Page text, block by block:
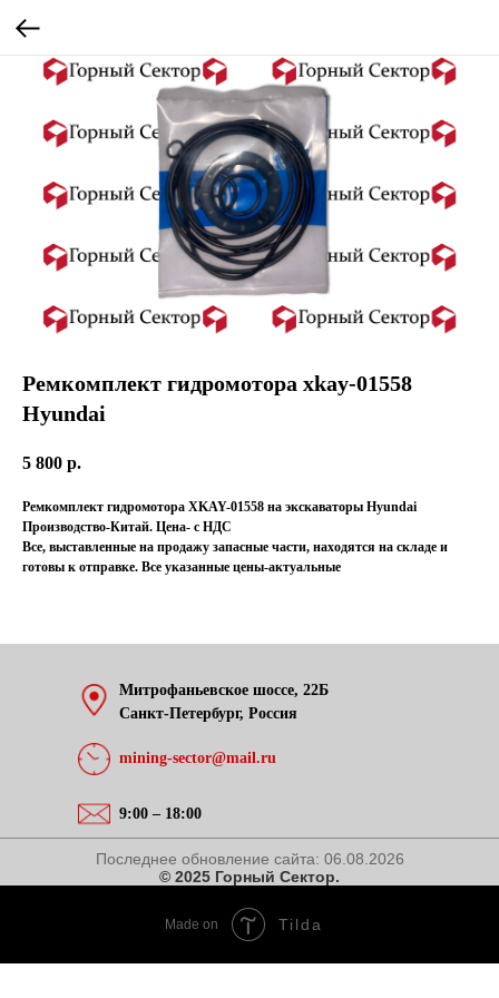
Ремкомплект гидромотора xkay-01558
Hyundai
5 800 р.
Ремкомплект гидромотора XKAY-01558 на экскаваторы Hyundai
Производство-Китай. Цена- с НДС
Все, выставленные на продажу запасные части, находятся на складе и
готовы к отправке. Все указанные цены-актуальные
Митрофаньевское шоссе, 22Б
Санкт-Петербург, Россия
mining-sector@mail.ru
9:00 – 18:00
Последнее обновление сайта: 06.08.2026
© 2025 Горный Сектор.
Made on Tilda